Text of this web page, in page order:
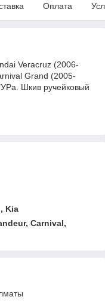
Оплата
Veracruz (2006-
Grand (2005-
Шкив ручейковый
Kia
Carnival,